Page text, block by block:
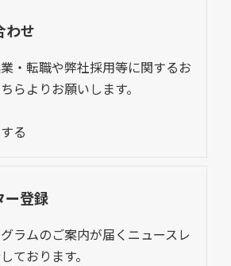
わせ
・転職や弊社採用等に関するお
らよりお願いします。
る
ー登録
ラムのご案内が届くニュースレ
ております。